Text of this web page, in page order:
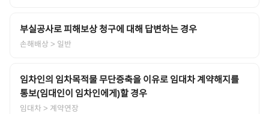
부실공사로 피해보상 청구에 대해 답변하는 경우
손해배상 > 일반
임차인의 임차목적물 무단증축을 이유로 임대차 계약해지를
통보(임대인이 임차인에게)할 경우
임대차> 계약연장